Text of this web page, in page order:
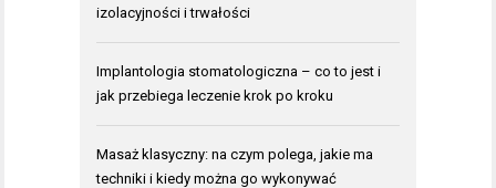
izolacyjności i trwałości
Implantologia stomatologiczna – co to jest i
jak przebiega leczenie krok po kroku
Masaż klasyczny: na czym polega, jakie ma
techniki i kiedy można go wykonywać